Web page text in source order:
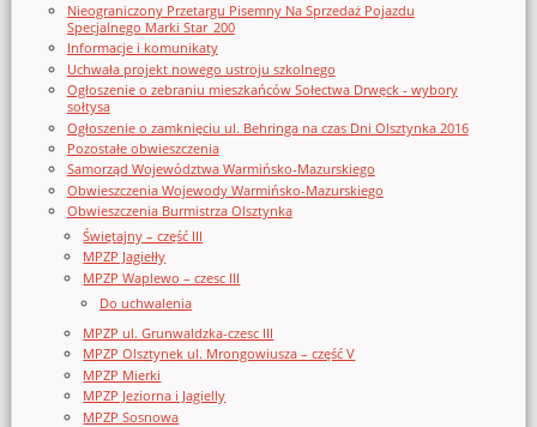
Nieograniczony Przetargu Pisemny Na Sprzedaż Pojazdu
Specjalnego Marki Star_200
Informacje i komunikaty
Uchwała projekt nowego ustroju szkolnego
Ogłoszenie o zebraniu mieszkańców Sołectwa Drwęck - wybory
sołtysa
Ogłoszenie o zamknięciu ul. Behringa na czas Dni Olsztynka 2016
Pozostałe obwieszczenia
Samorząd Województwa Warmińsko-Mazurskiego
Obwieszczenia Wojewody Warmińsko-Mazurskiego
Obwieszczenia Burmistrza Olsztynka
Świętajny – część III
MPZP Jagiełły
MPZP Waplewo – czesc III
Do uchwalenia
MPZP ul. Grunwaldzka-czesc III
MPZP Olsztynek ul. Mrongowiusza – część V
MPZP Mierki
MPZP Jeziorna i Jagielly
MPZP Sosnowa